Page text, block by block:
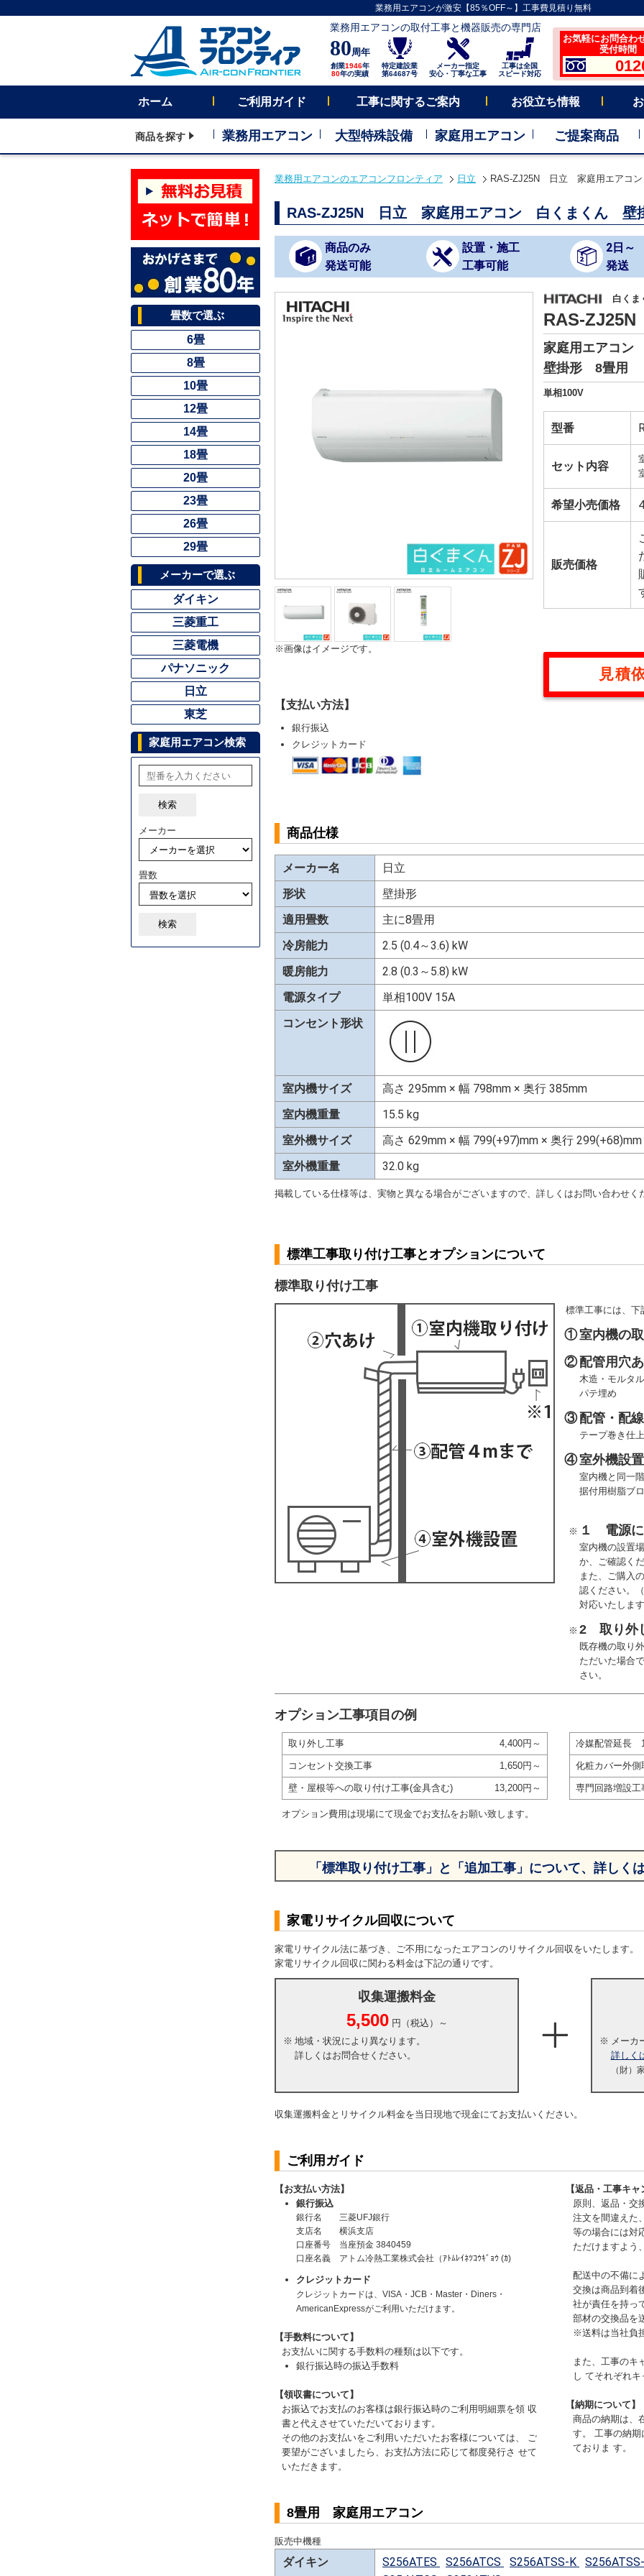
業務用エアコンが激安【85％OFF～】工事費見積り無料
業務用エアコンの取付工事と機器販売の専門店
80周年
創業1946年
80年の実績
特定建設業
第64687号
メーカー指定
安心・丁寧な工事
工事は全国
スピード対応
お気軽にお問合わ
受付時間
ホーム ご利用ガイド 工事に関するご案内 お役立ち情報
商品を探す 業務用エアコン 大型特殊設備 家庭用エアコン ご提案商品
畳数で選ぶ
6畳
8畳
10畳
12畳
14畳
18畳
20畳
23畳
26畳
29畳
メーカーで選ぶ
ダイキン
三菱重工
三菱電機
パナソニック
日立
東芝
家庭用エアコン検索
検索
メーカー
畳数
検索
業務用エアコンのエアコンフロンティア 日立 RAS-ZJ25N 日立 家庭用エアコ
RAS-ZJ25N 日立 家庭用エアコン 白くまくん
商品のみ
発送可能
設置・施工
工事可能
2日～
発送
※画像はイメージです。
【支払い方法】
銀行振込
クレジットカード
白くま
RAS-ZJ25N
家庭用エアコン
壁掛形 8畳用
単相100V
型番
セット内容
希望小売価格
販売価格
見積
商品仕様
メーカー名
日立
形状
壁掛形
適用畳数
主に8畳用
冷房能力
2.5 (0.4～3.6) kW
暖房能力
2.8 (0.3～5.8) kW
電源タイプ
単相100V 15A
コンセント形状
室内機サイズ
高さ 295mm × 幅 798mm × 奥行 385mm
室内機重量
15.5 kg
室外機サイズ
高さ 629mm × 幅 799(+97)mm × 奥行 299(+68)mm
室外機重量
32.0 kg
掲載している仕様等は、実物と異なる場合がございますので、詳しくはお問い合わせく
標準工事取り付け工事とオプションについて
標準取り付け工事
標準工事には、下
①室内機の
② 配管用穴
木造・モルタ
パテ埋め
③ 配管・配
テープ巻き仕
④室外機設置
室内機と同一
据付用樹脂ブ
※ １ 電源
室内機の設置
か、ご確認く
また、ご購入
認ください。
対応いたしま
※ 2 取り外
既存機の取り
ただいた場合
さい。
オプション工事項目の例
取り外し工事 4,400円～
コンセント交換工事 1,650円～
壁・屋根等への取り付け工事(金具含む) 13,200円～
冷媒配管延長
化粧カバー外側
専門回路増設
オプション費用は現場にて現金でお支払をお願い致します。
「標準取り付け工事」と「追加工事」について、詳し
家電リサイクル回収について
家電リサイクル法に基づき、ご不用になったエアコンのリサイクル回収をいたします。
家電リサイクル回収に関わる料金は下記の通りです。
収集運搬料金
5,500円（税込）～
※ 地域・状況により異なります。
詳しくはお問合せください。
※ メーカ
詳しく
（財）
収集運搬料金とリサイクル料金を当日現地で現金にてお支払いください。
ご利用ガイド
【お支払い方法】
銀行振込
銀行名
三菱UFJ銀行
支店名
横浜支店
口座番号
当座預金 3840459
口座名義
アトム冷熱工業株式会社（ｱﾄﾑﾚｲﾈﾂｺｳｷﾞｮｳ (ｶ)
クレジットカード
クレジットカードは、VISA・JCB・Master・Diners・
AmericanExpressがご利用いただけます。
【手数料について】
お支払いに関する手数料の種類は以下です。
銀行振込時の振込手数料
【領収書について】
お振込でお支払のお客様は銀行振込時のご利用明細票を領 収
書と代えさせていただいております。
その他のお支払いをご利用いただいたお客様については、 ご
要望がございましたら、お支払方法に応じて都度発行さ せて
いただきます。
【返品・工事キ
原則、返品・交
注文を間違えた
等の場合には対
ただけますよう
配送中の不備に
交換は商品到着
社が責任を持っ
部材の交換品を
※送料は当社負
また、工事のキ
し てそれぞれ
【納期について】
商品の納期は、
す。 工事の納
ておりま す。
8畳用 家庭用エアコン
販売中機種
ダイキン S256ATES S256ATCS S256ATSS-K